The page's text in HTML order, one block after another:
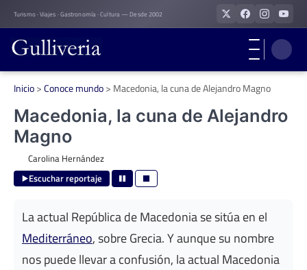
Skip
to
content
Turismo · Viajes · Gastronomía · Cultura — Desde 2002
Inicio>Conoce mundo> Macedonia, la cuna de Alejandro Magno
Macedonia, la cuna de Alejandro
Magno
Carolina Hernández
Escuchar reportaje
La actual República de Macedonia se sitúa en el
Mediterráneo, sobre Grecia. Y aunque su nombre
nos puede llevar a confusión, la actual Macedonia